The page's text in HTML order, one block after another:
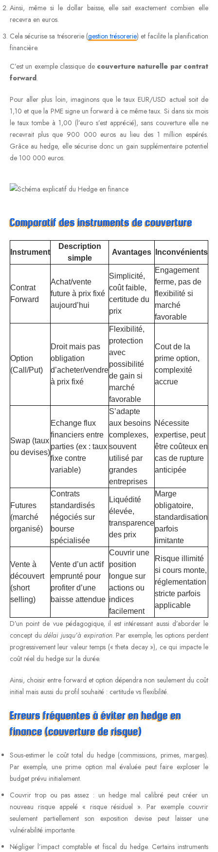
Ainsi, même si le dollar baisse, elle sait exactement combien elle
recevra en euros.
Cela sécurise sa trésorerie (gestion trésorerie) et facilite la planification
financière.
C’est un exemple classique de couverture naturelle par contrat
forward.
Pour aller plus loin, imaginons que le taux EUR/USD actuel soit de
1,10 et que la PME signe un forward à ce même taux. Si dans six mois
le taux tombe à 1,00 (l’euro s’est apprécié), sans couverture elle ne
recevrait plus que 900 000 euros au lieu des 1 million espérés.
Grâce au hedge, elle sécurise donc un gain supplémentaire potentiel
de 100 000 euros.
Comparatif des instruments de couverture
Instrument
Description
simple
Avantages Inconvénients
Contrat
Forward
Achat/vente
future à prix fixé
aujourd’hui
Simplicité,
coût faible,
certitude du
prix
Engagement
ferme, pas de
flexibilité si
marché
favorable
Option
(Call/Put)
Droit mais pas
obligation
d’acheter/vendre
à prix fixé
Flexibilité,
protection
avec
possibilité
de gain si
marché
favorable
Cout de la
prime option,
complexité
accrue
Swap (taux
ou devises)
Echange flux
financiers entre
parties (ex : taux
fixe contre
variable)
S’adapte
aux besoins
complexes,
souvent
utilisé par
grandes
entreprises
Nécessite
expertise, peut
être coûteux en
cas de rupture
anticipée
Futures
(marché
organisé)
Contrats
standardisés
négociés sur
bourse
spécialisée
Liquédité
élevée,
transparence
des prix
Marge
obligatoire,
standardisation
parfois
limitante
Vente à
découvert
(short
selling)
Vente d’un actif
emprunté pour
profiter d’une
baisse attendue
Couvrir une
position
longue sur
actions ou
indices
facilement
Risque illimité
si cours monte,
réglementation
stricte parfois
applicable
D’un point de vue pédagogique, il est intéressant aussi d’aborder le
concept dudélai jusqu’à expiration. Par exemple, les options perdent
progressivement leur valeur temps (« theta decay »), ce qui impacte le
coût réel du hedge sur la durée.
Ainsi, choisir entre forward et option dépendra non seulement du coût
initial mais aussi du profil souhaité : certitude vs flexibilité.
Erreurs fréquentes à éviter en hedge en
finance (couverture de risque)
Sous-estimer le coût total du hedge (commissions, primes, marges).
Par exemple, une prime option mal évaluée peut faire exploser le
budget prévu initialement.
Couvrir trop ou pas assez : un hedge mal calibré peut créer un
nouveau risque appelé « risque résiduel ». Par exemple couvrir
seulement partiellement son exposition devise peut laisser une
vulnérabilité importante.
Négliger l’impact comptable et fiscal du hedge. Certains instruments